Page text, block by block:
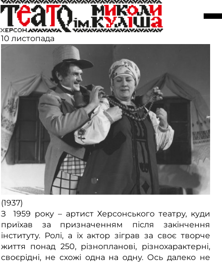
Особистості. Манойло Анатолій
Федорович
10 листопада
(1937)
З 1959 року – артист Херсонського театру, куди
приїхав за призначенням після закінчення
інституту. Ролі, а їх актор зіграв за своє творче
життя понад 250, різнопланові, різнохарактерні,
своєрідні, не схожі одна на одну. Ось далеко не